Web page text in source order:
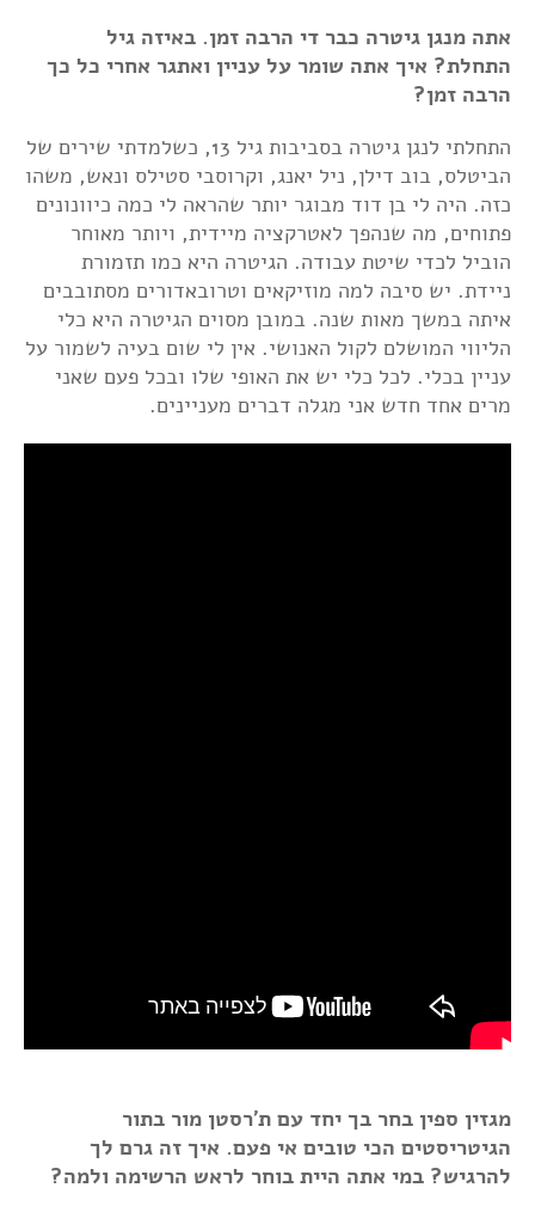
אתה מנגן גיטרה כבר די הרבה זמן. באיזה גיל
התחלת? איך אתה שומר על עניין ואתגר אחרי כל כך
הרבה זמן?
התחלתי לנגן גיטרה בסביבות גיל 13, כשלמדתי שירים של
הביטלס, בוב דילן, ניל יאנג, וקרוסבי סטילס ונאש, משהו
כזה. היה לי בן דוד מבוגר יותר שהראה לי כמה כיוונונים
פתוחים, מה שנהפך לאטרקציה מיידית, ויותר מאוחר
הוביל לכדי שיטת עבודה. הגיטרה היא כמו תזמורת
ניידת. יש סיבה למה מוזיקאים וטרובאדורים מסתובבים
איתה במשך מאות שנה. במובן מסוים הגיטרה היא כלי
הליווי המושלם לקול האנושי. אין לי שום בעיה לשמור על
עניין בכלי. לכל כלי יש את האופי שלו ובכל פעם שאני
מרים אחד חדש אני מגלה דברים מעניינים.
מגזין ספין בחר בך יחד עם ת'רסטן מור בתור
הגיטריסטים הכי טובים אי פעם. איך זה גרם לך
להרגיש? במי אתה היית בוחר לראש הרשימה ולמה?